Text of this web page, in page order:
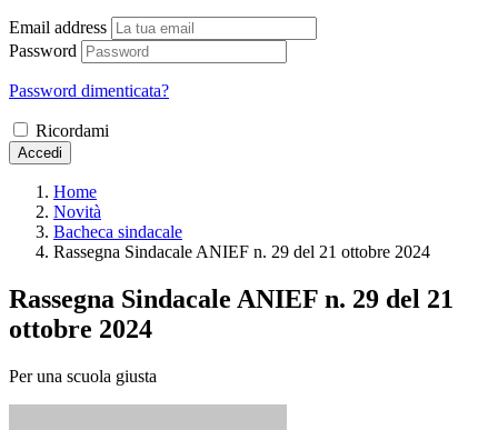
Email address
Password
Password dimenticata?
Ricordami
Accedi
Home
Novità
Bacheca sindacale
Rassegna Sindacale ANIEF n. 29 del 21 ottobre 2024
Rassegna Sindacale ANIEF n. 29 del 21
ottobre 2024
Per una scuola giusta